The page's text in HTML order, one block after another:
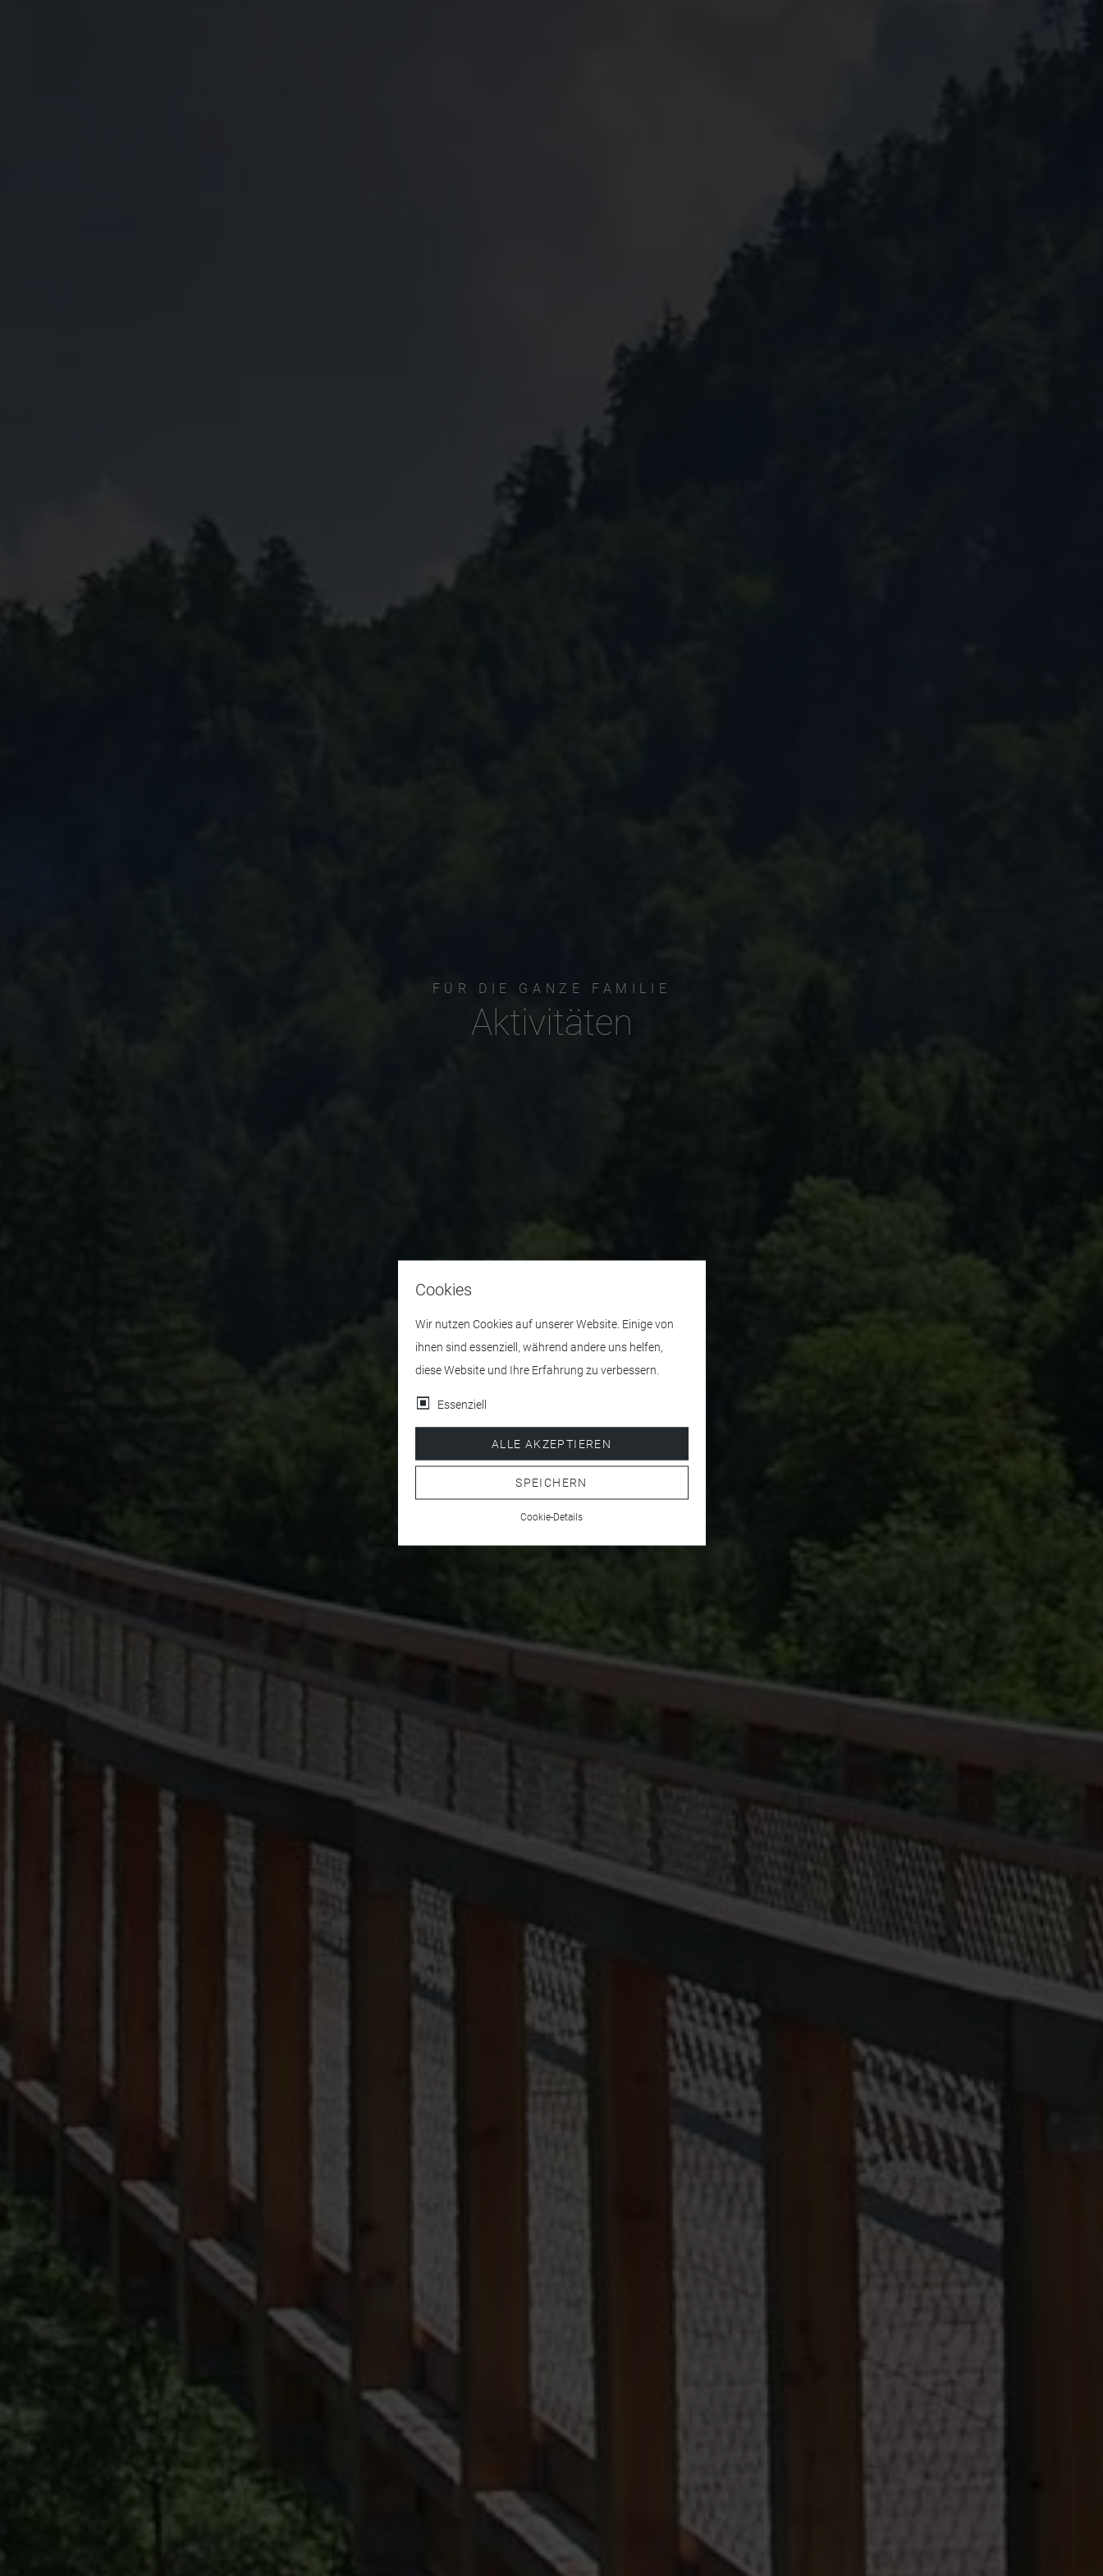
FÜR DIE GANZE FAMILIE
Aktivitäten
Cookies
Wir nutzen Cookies auf unserer Website. Einige von
ihnen sind essenziell, während andere uns helfen,
diese Website und Ihre Erfahrung zu verbessern.
Essenziell
ALLE AKZEPTIEREN
SPEICHERN
Cookie-Details